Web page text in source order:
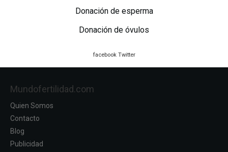
Donación de esperma
Donación de óvulos
facebook Twitter
Mundofertilidad.com
Quien Somos
Contacto
Blog
Publicidad